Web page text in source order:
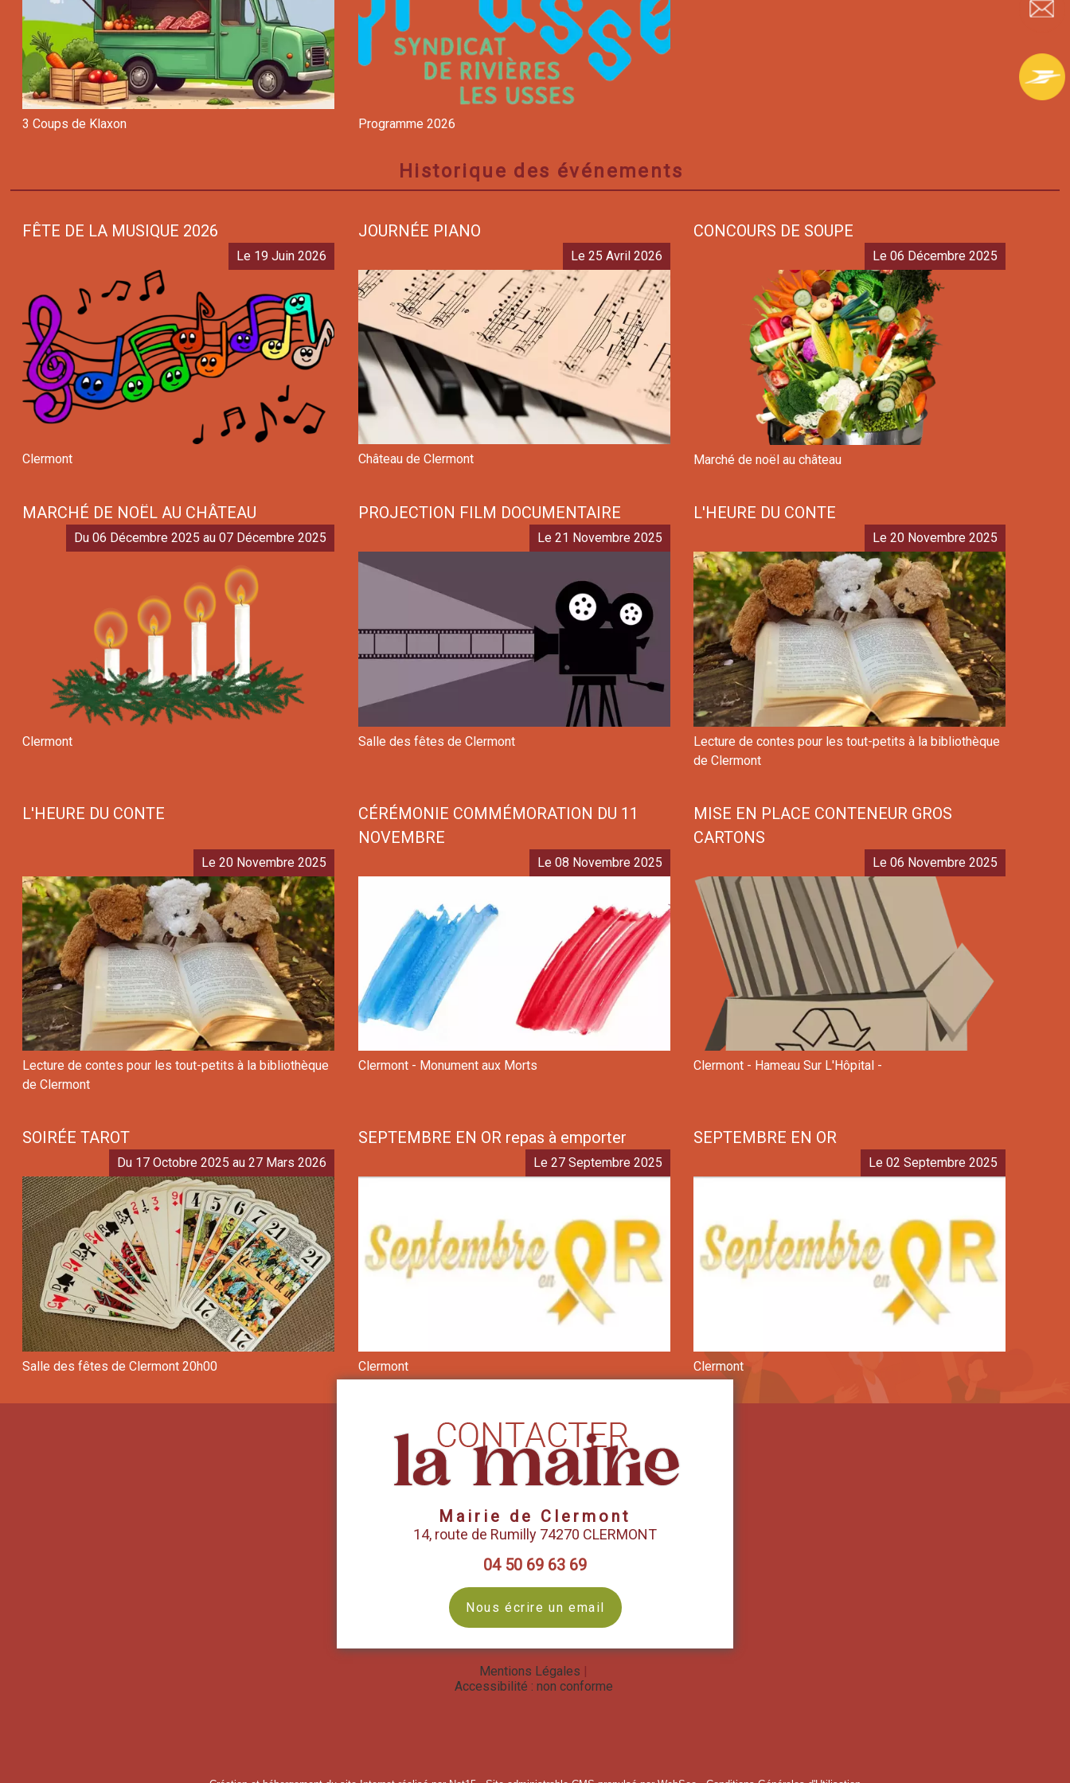
3 Coups de Klaxon Programme 2026
Historique des événements
FÊTE DE LA MUSIQUE 2026
Le 19 Juin 2026
Clermont
JOURNÉE PIANO
Le 25 Avril 2026
Château de Clermont
CONCOURS DE SOUPE
Le 06 Décembre 2025
Marché de noël au château
MARCHÉ DE NOËL AU CHÂTEAU
Du 06 Décembre 2025 au 07 Décembre 2025
Clermont
PROJECTION FILM DOCUMENTAIRE
Le 21 Novembre 2025
Salle des fêtes de Clermont
L'HEURE DU CONTE
Le 20 Novembre 2025
Lecture de contes pour les tout-petits à la bibliothèque
de Clermont
L'HEURE DU CONTE
Le 20 Novembre 2025
Lecture de contes pour les tout-petits à la bibliothèque
de Clermont
CÉRÉMONIE COMMÉMORATION DU 11
NOVEMBRE
Le 08 Novembre 2025
Clermont - Monument aux Morts
MISE EN PLACE CONTENEUR GROS
CARTONS
Le 06 Novembre 2025
Clermont - Hameau Sur L'Hôpital -
SOIRÉE TAROT
Du 17 Octobre 2025 au 27 Mars 2026
Salle des fêtes de Clermont 20h00
SEPTEMBRE EN OR repas à emporter
Le 27 Septembre 2025
Clermont
SEPTEMBRE EN OR
Le 02 Septembre 2025
Clermont
Mairie de Clermont
14, route de Rumilly 74270 CLERMONT
04 50 69 63 69
Nous écrire un email
Mentions Légales
Accessibilité : non conforme